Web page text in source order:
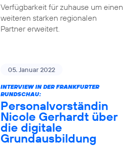
Verfügbarkeit für zuhause um einen
weiteren starken regionalen
Partner erweitert.
05. Januar 2022
INTERVIEW IN DER FRANKFURTER
RUNDSCHAU:
Personalvorständin
Nicole Gerhardt über
die digitale
Grundausbildung